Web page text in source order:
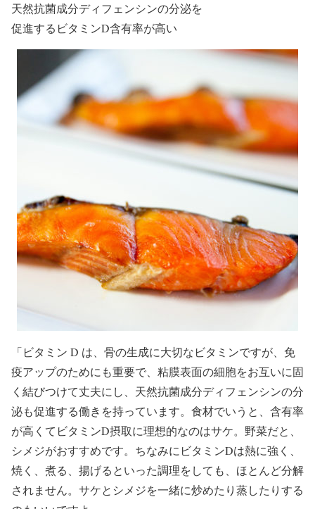
天然抗菌成分ディフェンシンの分泌を
促進するビタミンD含有率が高い
「ビタミン D は、骨の生成に大切なビタミンですが、免
疫アップのためにも重要で、粘膜表面の細胞をお互いに固
く結びつけて丈夫にし、天然抗菌成分ディフェンシンの分
泌も促進する働きを持っています。食材でいうと、含有率
が高くてビタミンD摂取に理想的なのはサケ。野菜だと、
シメジがおすすめです。ちなみにビタミンDは熱に強く、
焼く、煮る、揚げるといった調理をしても、ほとんど分解
されません。サケとシメジを一緒に炒めたり蒸したりする